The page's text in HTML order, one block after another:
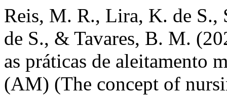
Reis, M. R., Lira, K. de S.,
de S., & Tavares, B. M.
as práticas de aleitamento
(AM) (The concept of